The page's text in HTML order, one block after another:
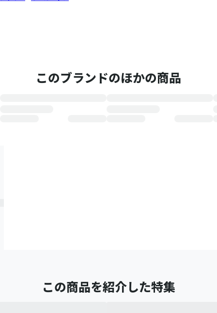
このブランドのほかの商品
この商品を紹介した特集